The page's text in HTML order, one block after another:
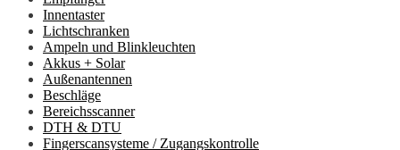
Innentaster
Lichtschranken
Ampeln und Blinkleuchten
Akkus + Solar
Außenantennen
Beschläge
Bereichsscanner
DTH & DTU
Fingerscansysteme / Zugangskontrolle